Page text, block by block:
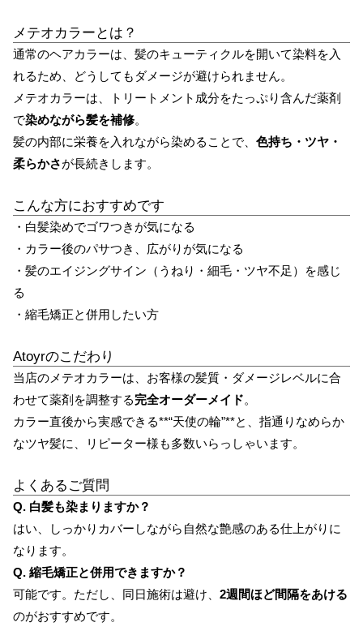
メテオカラーとは？
通常のヘアカラーは、髪のキューティクルを開いて染料を入
れるため、どうしてもダメージが避けられません。
メテオカラーは、トリートメント成分をたっぷり含んだ薬剤
で染めながら髪を補修。
髪の内部に栄養を入れながら染めることで、 色持ち・ツヤ・
柔らかさが長続きします。
こんな方におすすめです
・白髪染めでゴワつきが気になる
・カラー後のパサつき、広がりが気になる
・髪のエイジングサイン（うねり・細毛・ツヤ不足）を感じ
る
・縮毛矯正と併用したい方
Atoyrのこだわり
当店のメテオカラーは、お客様の髪質・ダメージレベルに合
わせて薬剤を調整する完全オーダーメイド。
カラー直後から実感できる**“天使の輪”**と、指通りなめらか
なツヤ髪に、リピーター様も多数いらっしゃいます。
よくあるご質問
Q. 白髪も染まりますか？
はい、しっかりカバーしながら自然な艶感のある仕上がりに
なります。
Q. 縮毛矯正と併用できますか？
可能です。ただし、同日施術は避け、 2週間ほど間隔をあける
のがおすすめです。